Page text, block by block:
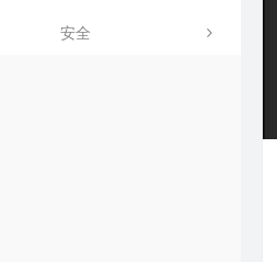
安全